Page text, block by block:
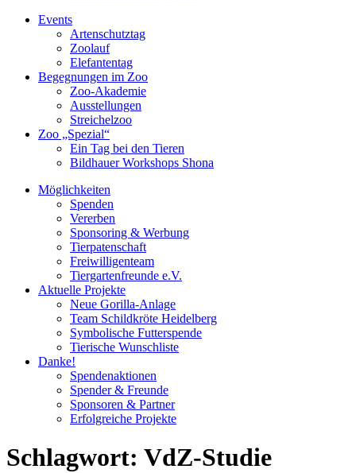
Events
Artenschutztag
Zoolauf
Elefantentag
Begegnungen im Zoo
Zoo-Akademie
Ausstellungen
Streichelzoo
Zoo „Spezial“
Ein Tag bei den Tieren
Bildhauer Workshops Shona
Möglichkeiten
Spenden
Vererben
Sponsoring & Werbung
Tierpatenschaft
Freiwilligenteam
Tiergartenfreunde e.V.
Aktuelle Projekte
Neue Gorilla-Anlage
Team Schildkröte Heidelberg
Symbolische Futterspende
Tierische Wunschliste
Danke!
Spendenaktionen
Spender & Freunde
Sponsoren & Partner
Erfolgreiche Projekte
Schlagwort: VdZ-Studie